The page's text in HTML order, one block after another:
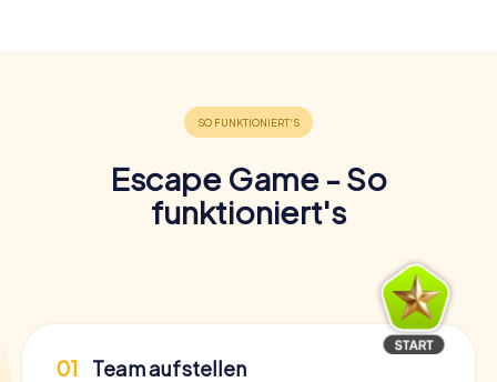
Escape Game - So
funktioniert's
01 Team aufstellen